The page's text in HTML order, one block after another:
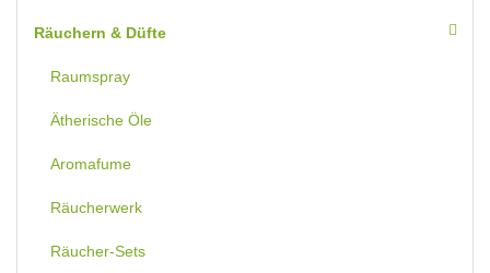
Räuchern & Düfte
Raumspray
Ätherische Öle
Aromafume
Räucherwerk
Räucher-Sets